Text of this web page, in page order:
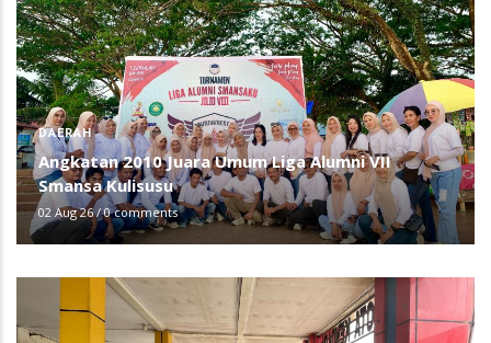
DAERAH
Angkatan 2010 Juara Umum Liga Alumni VII
Smansa Kulisusu
02 Aug 26/0 comments